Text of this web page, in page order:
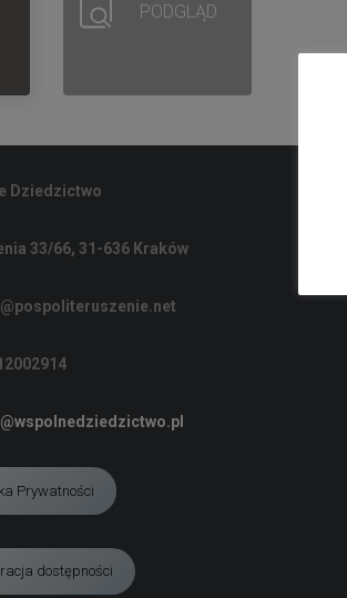
PODGLĄD
Dziedzictwo
33/66, 31-636 Kraków
Prywatności
dostępności